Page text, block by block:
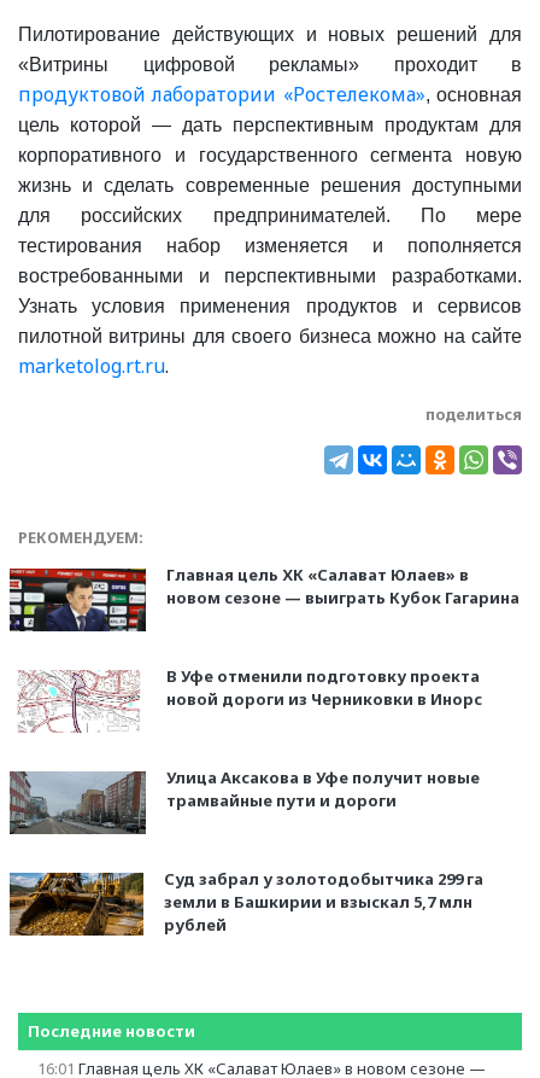
Пилотирование действующих и новых решений для
«Витрины цифровой рекламы» проходит в
продуктовой лаборатории «Ростелекома», основная
цель которой — дать перспективным продуктам для
корпоративного и государственного сегмента новую
жизнь и сделать современные решения доступными
для российских предпринимателей. По мере
тестирования набор изменяется и пополняется
востребованными и перспективными разработками.
Узнать условия применения продуктов и сервисов
пилотной витрины для своего бизнеса можно на сайте
marketolog.rt.ru.
поделиться
РЕКОМЕНДУЕМ:
Главная цель ХК «Салават Юлаев» в
новом сезоне — выиграть Кубок Гагарина
В Уфе отменили подготовку проекта
новой дороги из Черниковки в Инорс
Улица Аксакова в Уфе получит новые
трамвайные пути и дороги
Суд забрал у золотодобытчика 299 га
земли в Башкирии и взыскал 5,7 млн
рублей
Последние новости
16:01 Главная цель ХК «Салават Юлаев» в новом сезоне —